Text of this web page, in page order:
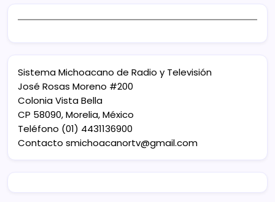
Sistema Michoacano de Radio y Televisión
José Rosas Moreno #200
Colonia Vista Bella
CP 58090, Morelia, México
Teléfono (01) 4431136900
Contacto smichoacanortv@gmail.com